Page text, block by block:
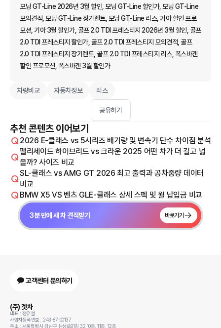
모닝 GT-Line 2026년 3월 할인, 모닝 GT-Line 할인가, 모닝 GT-Line
모의견적, 모닝 GT-Line 장기렌트, 모닝 GT-Line 리스, 기아 할인 프로
모션, 기아 3월 할인가, 골프 2.0 TDI 프레스티지 2026년 3월 할인, 골프
2.0 TDI 프레스티지 할인가, 골프 2.0 TDI 프레스티지 모의견적, 골프
2.0 TDI 프레스티지 장기렌트, 골프 2.0 TDI 프레스티지 리스, 폭스바겐
할인 프로모션, 폭스바겐 3월 할인가
차량비교 자동차정보 리스
공유하기
추천 콘텐츠 이어보기
2026 E-클래스 vs 5시리즈 배기량 및 변속기 단수 차이점 분석
팰리세이드 하이브리드 vs 크라운 2025 어떤 차가 더 길고 넓
을까? 사이즈 비교
SL-클래스 vs AMG GT 2026 최고 출력과 공차중량 데이터
비교
BMW X5 VS 벤츠 GLE-클래스 상세 스펙 및 월 납입금 비교
3분 만에 새 차 견적받기 바로가기
고객센터 문의하기
(주) 겟차
대표 : 정유철
사업자등록번호 : 243-87-00137
주소 : 서울특별시 강남구 삼성로91길 32 10층, 11층, 12층